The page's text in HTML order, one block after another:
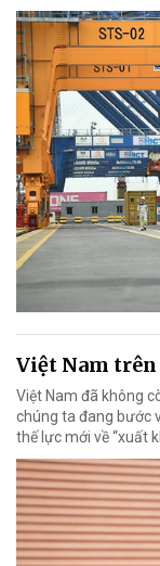
Việt Nam trên
Việt Nam đã không
chúng ta đang bước
thế lực mới về “xuất